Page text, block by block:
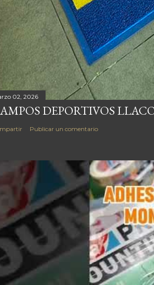
02, 2026
DEPORTIVOS
Publicar un comentario